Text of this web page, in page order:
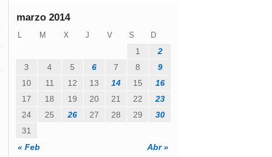
t
r
marzo 2014
L M X J V S D
« Feb Abr »
1
2
3
4 5 6 7 8
9
10
11 12 13 14 15
16
17
18 19 20 21 22
23
24
25 26 27 28 29
30
31